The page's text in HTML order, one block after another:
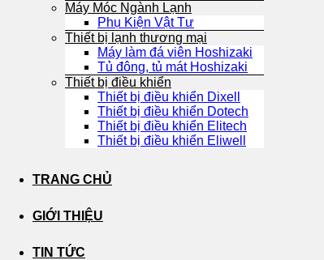
Máy Móc Ngành Lạnh
Phụ Kiện Vật Tư
Thiết bị lạnh thương mại
Máy làm đá viên Hoshizaki
Tủ đông, tủ mát Hoshizaki
Thiết bị điều khiển
Thiết bị điều khiển Dixell
Thiết bị điều khiển Dotech
Thiết bị điều khiển Elitech
Thiết bị điều khiển Eliwell
TRANG CHỦ
GIỚI THIỆU
TIN TỨC